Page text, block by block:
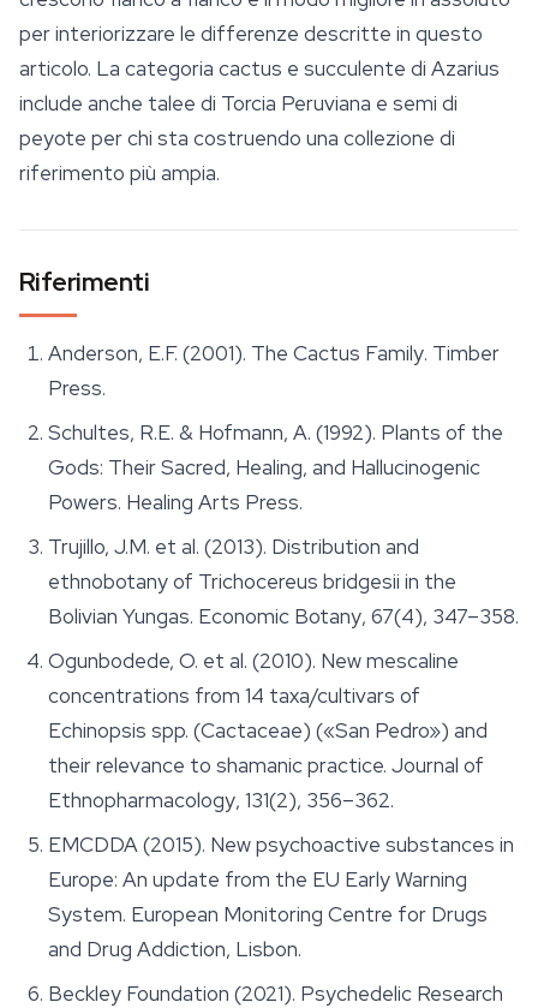
per interiorizzare le differenze descritte in questo
articolo. La categoria cactus e succulente di Azarius
include anche talee di Torcia Peruviana e semi di
peyote per chi sta costruendo una collezione di
riferimento più ampia.
Riferimenti
Anderson, E.F. (2001). The Cactus Family. Timber
Press.
Schultes, R.E. & Hofmann, A. (1992). Plants of the
Gods: Their Sacred, Healing, and Hallucinogenic
Powers. Healing Arts Press.
Trujillo, J.M. et al. (2013). Distribution and
ethnobotany of Trichocereus bridgesii in the
Bolivian Yungas. Economic Botany, 67(4), 347–358.
Ogunbodede, O. et al. (2010). New mescaline
concentrations from 14 taxa/cultivars of
Echinopsis spp. (Cactaceae) («San Pedro») and
their relevance to shamanic practice. Journal of
Ethnopharmacology, 131(2), 356–362.
EMCDDA (2015). New psychoactive substances in
Europe: An update from the EU Early Warning
System. European Monitoring Centre for Drugs
and Drug Addiction, Lisbon.
Beckley Foundation (2021). Psychedelic Research